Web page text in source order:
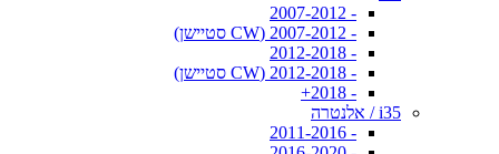
- 2007-2012
- 2007-2012 (CW סטיישן)
- 2012-2018
- 2012-2018 (CW סטיישן)
- 2018+
i35 / אלנטרה
- 2011-2016